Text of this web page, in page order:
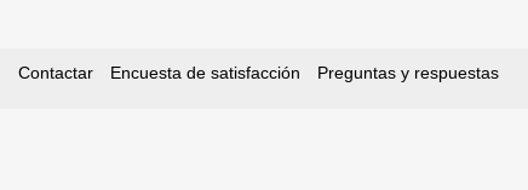
Contactar Encuesta de satisfacción Preguntas y respuestas